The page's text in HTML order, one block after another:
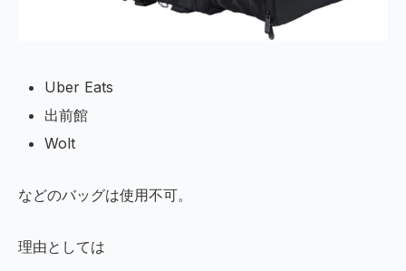
Uber Eats
出前館
Wolt
などのバッグは使用不可。
理由としては